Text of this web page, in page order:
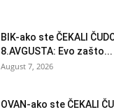
BIK-ako ste ČEKALI
8.AVGUSTA: Evo zašto...
August 7, 2026
OVAN-ako ste ČEKALI